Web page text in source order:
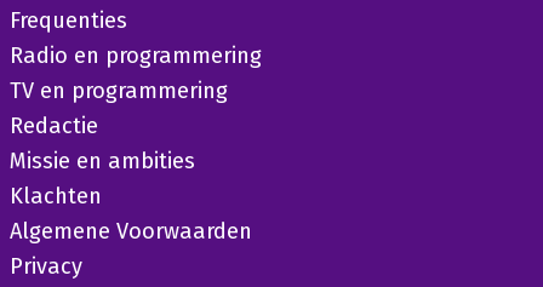
Frequenties
Radio en programmering
TV en programmering
Redactie
Missie en ambities
Klachten
Algemene Voorwaarden
Privacy